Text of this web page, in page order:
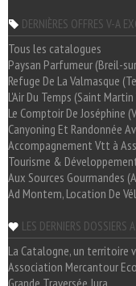
DERNIÈRES OFFRES V-A
Tous les catalogues
Paysan Parfumeur (Breil-
Refuge De La Valmasque
L'Air Du Temps (Saint
Le Comptoir De Joséphine
Canyoning Et Randonnée
Accompagnement Vtt à
Tourisme &
Aux Sources Gourmandes
Ad Montem, Location De
LES DERNIERS DOSSIERS
La Catalogne, un
Association Mercantour
Grande Traversée Jura